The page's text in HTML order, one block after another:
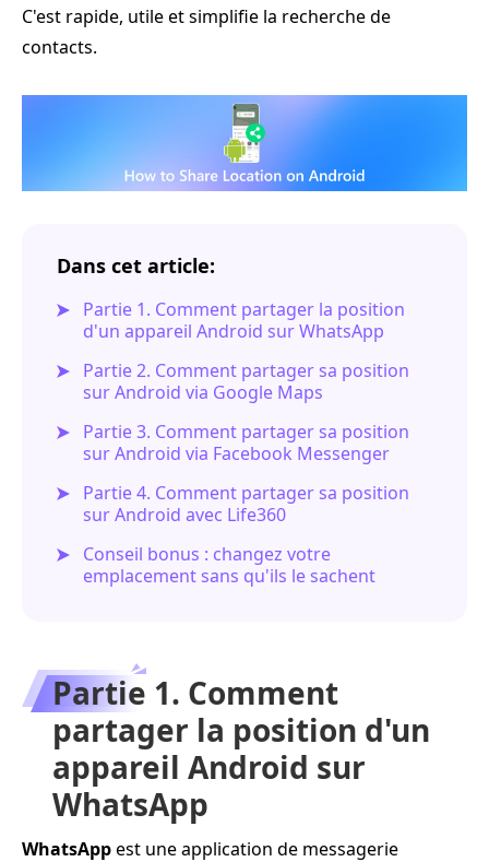
C'est rapide, utile et simplifie la recherche de
contacts.
Dans cet article:
Partie 1. Comment partager la position
d'un appareil Android sur WhatsApp
Partie 2. Comment partager sa position
sur Android via Google Maps
Partie 3. Comment partager sa position
sur Android via Facebook Messenger
Partie 4. Comment partager sa position
sur Android avec Life360
Conseil bonus : changez votre
emplacement sans qu'ils le sachent
Partie 1. Comment
partager la position d'un
appareil Android sur
WhatsApp
WhatsAppest une application de messagerie